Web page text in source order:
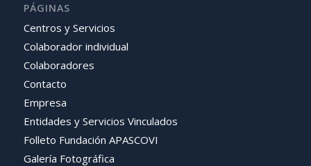
PÁGINAS
Centros y Servicios
Colaborador individual
Colaboradores
Contacto
Empresa
Entidades y Servicios Vinculados
Folleto Fundación APASCOVI
Galería Fotográfica